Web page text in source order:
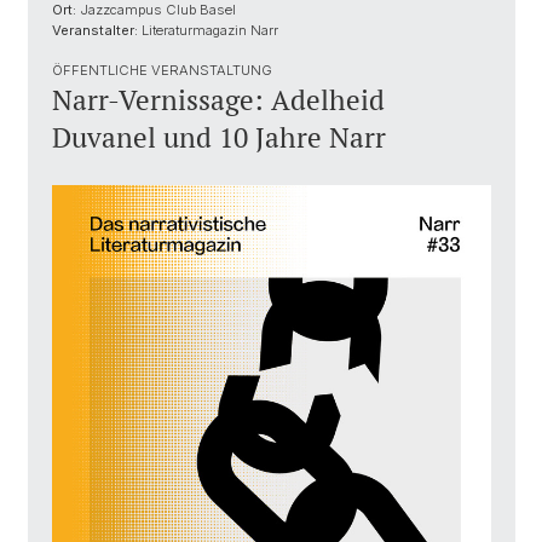
Ort: Jazzcampus Club Basel
Veranstalter: Literaturmagazin Narr
ÖFFENTLICHE VERANSTALTUNG
Narr-Vernissage: Adelheid
Duvanel und 10 Jahre Narr